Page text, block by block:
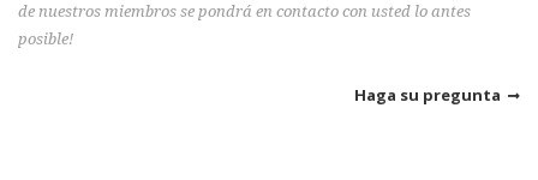
de nuestros miembros se pondrá en contacto con usted lo antes
posible!
Haga su pregunta